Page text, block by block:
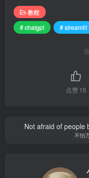
教程
# chatgpt
# streamlit
点赞15
Not afraid of people
不怕